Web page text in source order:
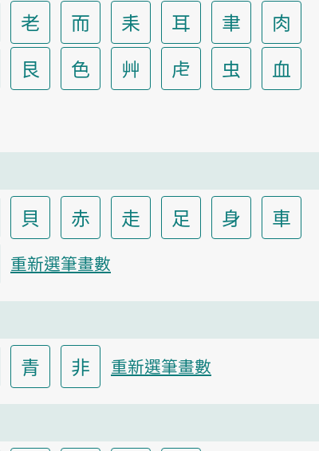
老 而 耒 耳 聿
肉
艮 色 艸 虍 虫
血
貝 赤 走 足 身
車
重新選筆畫數
青 非 重新選筆畫數